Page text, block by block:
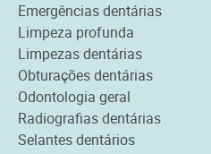
Emergências dentárias
Limpeza profunda
Limpezas dentárias
Obturações dentárias
Odontologia geral
Radiografias dentárias
Selantes dentários